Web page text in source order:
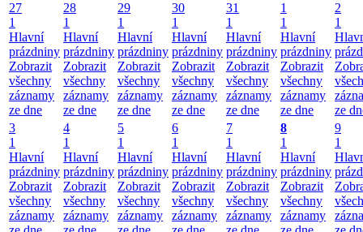
27
1
Hlavní
prázdniny
Zobrazit
všechny
záznamy
ze dne
28
1
Hlavní
prázdniny
Zobrazit
všechny
záznamy
ze dne
29
1
Hlavní
prázdniny
Zobrazit
všechny
záznamy
ze dne
30
1
Hlavní
prázdniny
Zobrazit
všechny
záznamy
ze dne
31
1
Hlavní
prázdniny
Zobrazit
všechny
záznamy
ze dne
1
1
Hlavní
prázdniny
Zobrazit
všechny
záznamy
ze dne
2
1
ze
3
1
Hlavní
prázdniny
Zobrazit
všechny
záznamy
4
1
Hlavní
prázdniny
Zobrazit
všechny
záznamy
5
1
Hlavní
prázdniny
Zobrazit
všechny
záznamy
6
1
Hlavní
prázdniny
Zobrazit
všechny
záznamy
7
1
Hlavní
prázdniny
Zobrazit
všechny
záznamy
8
1
Hlavní
prázdniny
Zobrazit
všechny
záznamy
9
1